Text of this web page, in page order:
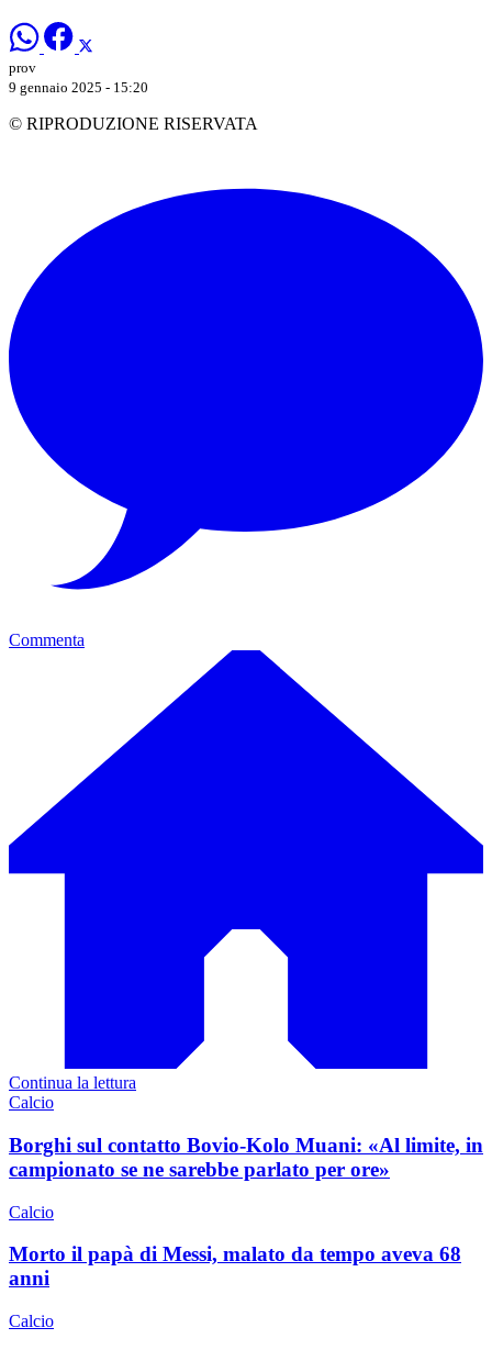
prov
9 gennaio 2025 - 15:20
© RIPRODUZIONE RISERVATA
Commenta
Continua la lettura
Calcio
Borghi sul contatto Bovio-Kolo Muani: «Al limite, in
campionato se ne sarebbe parlato per ore»
Calcio
Morto il papà di Messi, malato da tempo aveva 68
anni
Calcio